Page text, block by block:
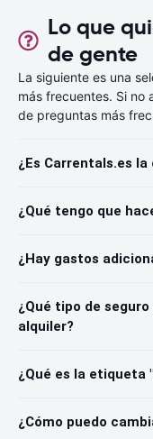
Lo que
de gente
La siguiente es una
más frecuentes. Si no
de preguntas más
¿Es Carrentals.es
¿Qué tengo que
¿Hay gastos
¿Qué tipo de
alquiler?
¿Qué es la etiqueta
¿Cómo puedo